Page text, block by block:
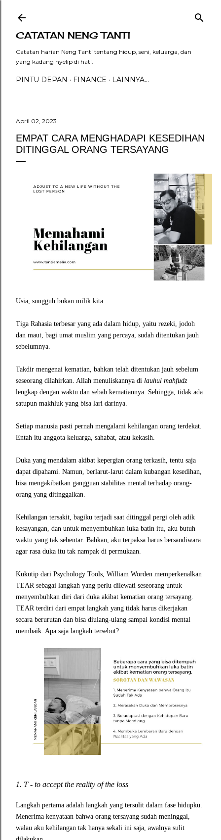
CATATAN NENG TANTI
Catatan harian Neng Tanti tentang hidup, seni, keluarga, dan
yang kadang nyelip di hati.
PINTU DEPAN FINANCE LAINNYA…
April 02, 2023
EMPAT CARA MENGHADAPI KESEDIHAN
DITINGGAL ORANG TERSAYANG
Usia, sungguh bukan milik kita.
Tiga Rahasia terbesar yang ada dalam hidup, yaitu rezeki, jodoh
dan maut, bagi umat muslim yang percaya, sudah ditentukan jauh
sebelumnya.
Takdir mengenai kematian, bahkan telah ditentukan jauh sebelum
seseorang dilahirkan. Allah menuliskannya di lauhul mahfudz
lengkap dengan waktu dan sebab kematiannya. Sehingga, tidak ada
satupun makhluk yang bisa lari darinya.
Setiap manusia pasti pernah mengalami kehilangan orang terdekat.
Entah itu anggota keluarga, sahabat, atau kekasih.
Duka yang mendalam akibat kepergian orang terkasih, tentu saja
dapat dipahami. Namun, berlarut-larut dalam kubangan kesedihan,
bisa mengakibatkan gangguan stabilitas mental terhadap orang-
orang yang ditinggalkan.
Kehilangan tersakit, bagiku terjadi saat ditinggal pergi oleh adik
kesayangan, dan untuk menyembuhkan luka batin itu, aku butuh
waktu yang tak sebentar. Bahkan, aku terpaksa harus bersandiwara
agar rasa duka itu tak nampak di permukaan.
Kukutip dari Psychology Tools, William Worden memperkenalkan
TEAR sebagai langkah yang perlu dilewati seseorang untuk
menyembuhkan diri dari duka akibat kematian orang tersayang.
TEAR terdiri dari empat langkah yang tidak harus dikerjakan
secara berurutan dan bisa diulang-ulang sampai kondisi mental
membaik. Apa saja langkah tersebut?
1. T - to accept the reality of the loss
Langkah pertama adalah langkah yang tersulit dalam fase hidupku.
Menerima kenyataan bahwa orang tersayang sudah meninggal,
walau aku kehilangan tak hanya sekali ini saja, awalnya sulit